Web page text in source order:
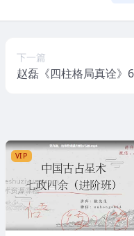
下一篇
赵磊《四柱格局真诠》
VIP